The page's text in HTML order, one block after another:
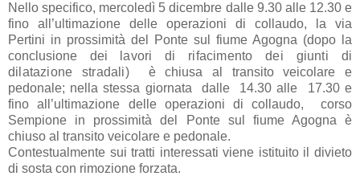
Nello specifico, mercoledì 5 dicembre dalle 9.30 alle 12.30 e
fino all’ultimazione delle operazioni di collaudo, la via
Pertini in prossimità del Ponte sul fiume Agogna (dopo la
conclusione dei
lavori di rifacimento dei giunti di
dilatazione stradali)
è chiusa al transito veicolare e
pedonale; nella stessa giornata dalle 14.30 alle 17.30 e
fino all’ultimazione delle operazioni di collaudo, corso
Sempione in prossimità del Ponte sul fiume Agogna è
chiuso al transito veicolare e pedonale.
Contestualmente sui tratti interessati viene istituito il divieto
di sosta con rimozione forzata.